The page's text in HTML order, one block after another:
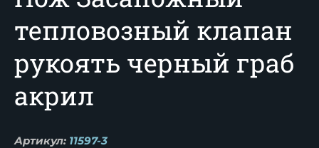
тепловозный клапан
рукоять черный граб
акрил
Артикул: 11597-3